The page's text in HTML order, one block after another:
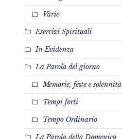
Varie
Esercizi Spirituali
In Evidenza
La Parola del giorno
Memorie, feste e solennità
Tempi forti
Tempo Ordinario
La Parola della Domenica